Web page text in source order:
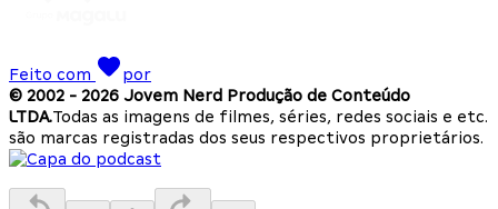
Feito com
por
© 2002 - 2026 Jovem Nerd Produção de Conteúdo
LTDA.Todas as imagens de filmes, séries, redes sociais e etc.
são marcas registradas dos seus respectivos proprietários.